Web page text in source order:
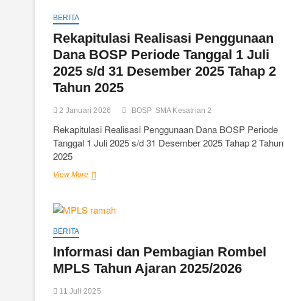
BERITA
Rekapitulasi Realisasi Penggunaan
Dana BOSP Periode Tanggal 1 Juli
2025 s/d 31 Desember 2025 Tahap 2
Tahun 2025
2 Januari 2026 BOSP SMA Kesatrian 2
Rekapitulasi Realisasi Penggunaan Dana BOSP Periode
Tanggal 1 Juli 2025 s/d 31 Desember 2025 Tahap 2 Tahun
2025
View MoreRekapitulasi
Dana
1
Juli
2025
31
BERITA
Informasi dan Pembagian Rombel
MPLS Tahun Ajaran 2025/2026
11 Juli 2025